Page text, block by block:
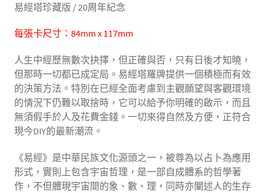
易經塔珍藏版 / 20周年紀念
每張卡尺寸：84mm x 117mm
人生中經歷無數次抉擇，但正確與否，只有日後才知曉，
但那時一切都已成定局。易經塔羅牌提供一個積極而有效
的決策方法。特別在已經全面考慮到主觀願望與客觀環境
的情況下仍難以取捨時，它可以給予你明確的啟示，而且
無須假手於人及花費金錢。一切來得自然及方便，正符合
現今DIY的最新潮流。
《易經》是中華民族文化源頭之一，被尊為以占卜為應用
形式，實則上包含宇宙哲理，是一部自成體系的哲學著
作，不但體現宇宙間的象、數、理，同時亦闡述人的生存